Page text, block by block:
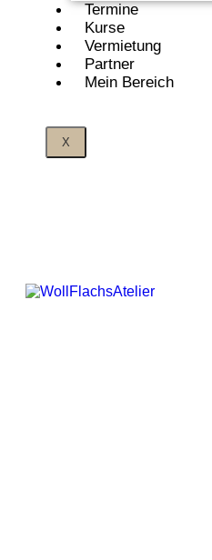
Termine
Kurse
Vermietung
Partner
Mein Bereich
X